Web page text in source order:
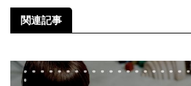
関連記事